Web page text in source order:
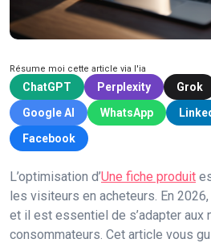
Résume moi cette article via l'ia
ChatGPT Perplexity Grok
Google AI
WhatsApp
Facebook
L’optimisation d’Une fiche produit
les visiteurs en acheteurs. En
et il est essentiel de s’adapter aux
consommateurs. Cet article vous